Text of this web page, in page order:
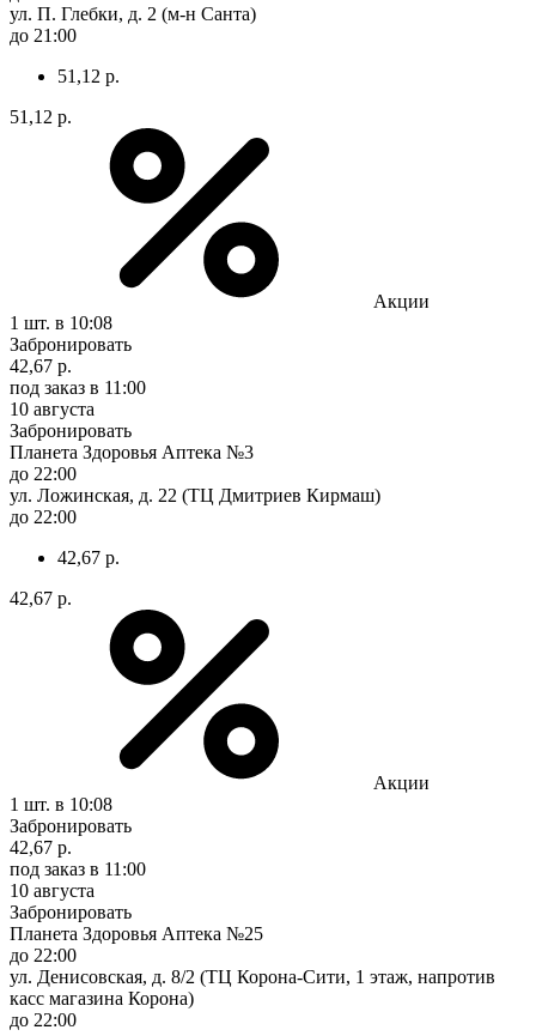
ул. П. Глебки, д. 2 (м-н Санта)
до 21:00
51,12 р.
51,12 р.
Акции
1 шт. в 10:08
Забронировать
42,67 р.
под заказ в 11:00
10 августа
Забронировать
Планета Здоровья Аптека №3
до 22:00
ул. Ложинская, д. 22 (ТЦ Дмитриев Кирмаш)
до 22:00
42,67 р.
42,67 р.
Акции
1 шт. в 10:08
Забронировать
42,67 р.
под заказ в 11:00
10 августа
Забронировать
Планета Здоровья Аптека №25
до 22:00
ул. Денисовская, д. 8/2 (ТЦ Корона-Сити, 1 этаж, напротив
касс магазина Корона)
до 22:00